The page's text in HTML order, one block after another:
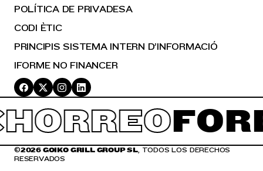
POLÍTICA DE PRIVADESA
CODI ÈTIC
PRINCIPIS SISTEMA INTERN D’INFORMACIÓ
IFORME NO FINANCER
©2026 GOIKO GRILL GROUP SL, TODOS LOS DERECHOS
RESERVADOS